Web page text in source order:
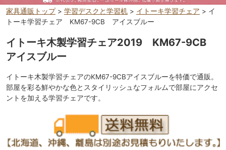
家具通販トップ> 学習デスクと学習机 > イトーキ学習チェア > イ
トーキ学習チェア KM67-9CB アイスブルー
イトーキ木製学習チェア2019 KM67-9CB
アイスブルー
イトーキ木製学習チェアのKM67-9CBアイスブルーを特価で通販。
部屋を彩る鮮やかな色とスタイリッシュなフォルムで部屋にアクセ
ントを加える学習チェアです。